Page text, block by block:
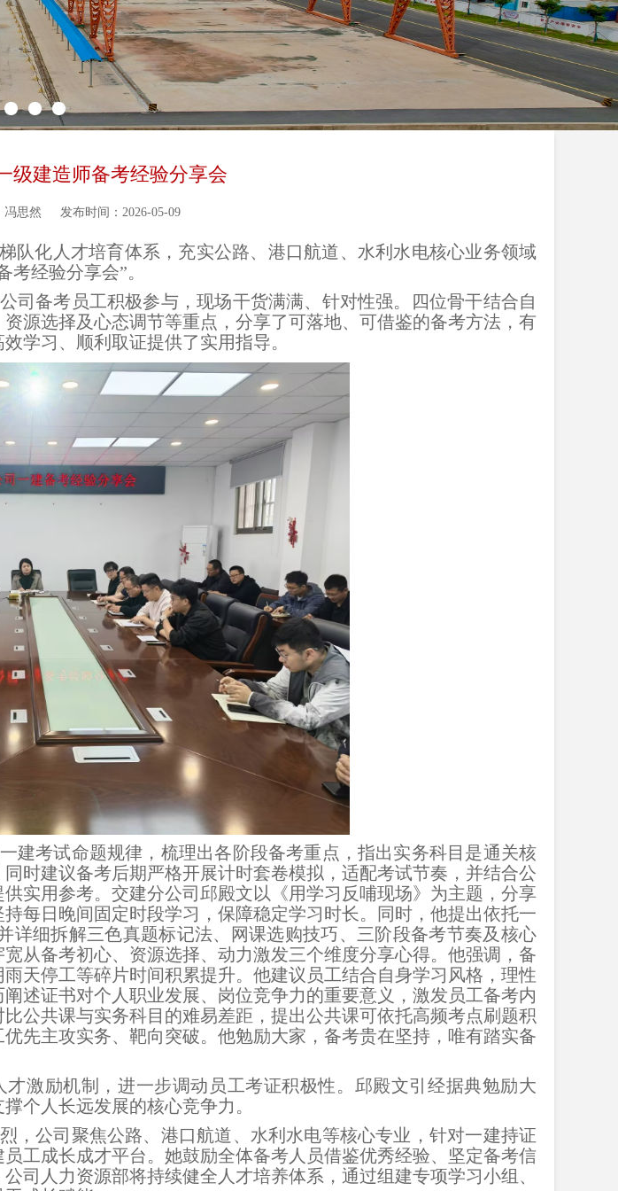
级建造师备考经验分享会
冯思然 发布时间：2026-05-09
队化人才培育体系，充实公路、港口航道、水利水电核心业务领域
经验分享会”。
司备考员工积极参与，现场干货满满、针对性强。四位骨干结合自
源选择及心态调节等重点，分享了可落地、可借鉴的备考方法，有
学习、顺利取证提供了实用指导。
建考试命题规律，梳理出各阶段备考重点，指出实务科目是通关核
时建议备考后期严格开展计时套卷模拟，适配考试节奏，并结合公
实用参考。交建分公司邱殿文以《用学习反哺现场》为主题，分享
每日晚间固定时段学习，保障稳定学习时长。同时，他提出依托一
细拆解三色真题标记法、网课选购技巧、三阶段备考节奏及核心
从备考初心、资源选择、动力激发三个维度分享心得。他强调，备
天停工等碎片时间积累提升。他建议员工结合自身学习风格，理性
述证书对个人职业发展、岗位竞争力的重要意义，激发员工备考内
公共课与实务科目的难易差距，提出公共课可依托高频考点刷题积
先主攻实务、靶向突破。他勉励大家，备考贵在坚持，唯有踏实备
激励机制，进一步调动员工考证积极性。邱殿文引经据典勉励大
个人长远发展的核心竞争力。
，公司聚焦公路、港口航道、水利水电等核心专业，针对一建持证
工成长成才平台。她鼓励全体备考人员借鉴优秀经验、坚定备考信
司人力资源部将持续健全人才培养体系，通过组建专项学习小组、